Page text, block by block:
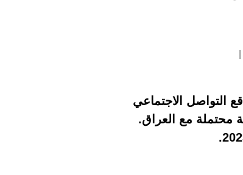
التواصل الاجتماعي
محتملة مع العراق.